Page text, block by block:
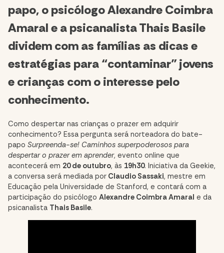
papo, o psicólogo Alexandre Coimbra
Amaral e a psicanalista Thais Basile
dividem com as famílias as dicas e
estratégias para “contaminar” jovens
e crianças com o interesse pelo
conhecimento.
Como despertar nas crianças o prazer em adquirir
conhecimento? Essa pergunta será norteadora do bate-
papo Surpreenda-se! Caminhos superpoderosos para
despertar o prazer em aprender, evento online que
acontecerá em 20 de outubro, às 19h30. Iniciativa da Geekie,
a conversa será mediada por Claudio Sassaki, mestre em
Educação pela Universidade de Stanford, e contará com a
participação do psicólogo Alexandre Coimbra Amaral e da
psicanalista Thais Basile.